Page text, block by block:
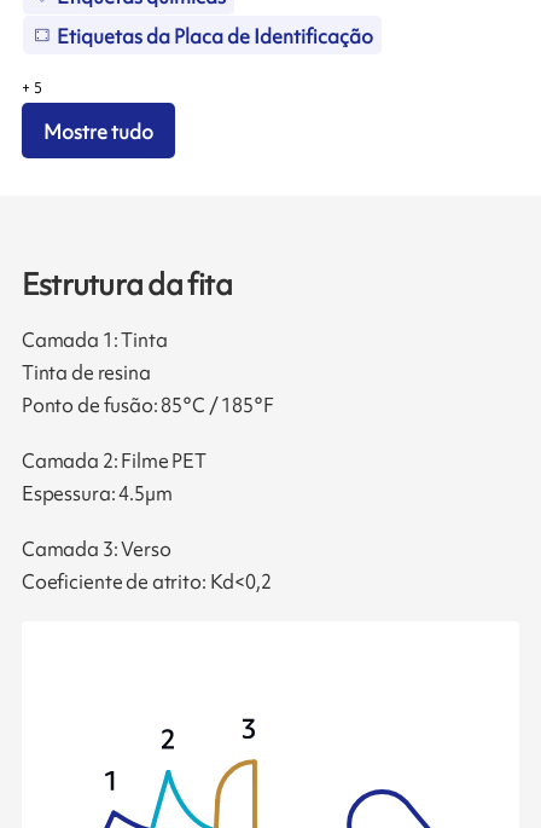
Etiquetas da Placa de Identificação
+ 5
Mostre tudo
Estrutura da fita
Camada 1: Tinta
Tinta de resina
Ponto de fusão: 85°C / 185°F
Camada 2: Filme PET
Espessura: 4.5µm
Camada 3: Verso
Coeficiente de atrito: Kd<0,2